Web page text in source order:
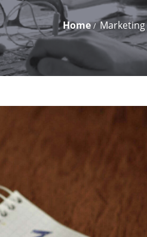
Home Marketing